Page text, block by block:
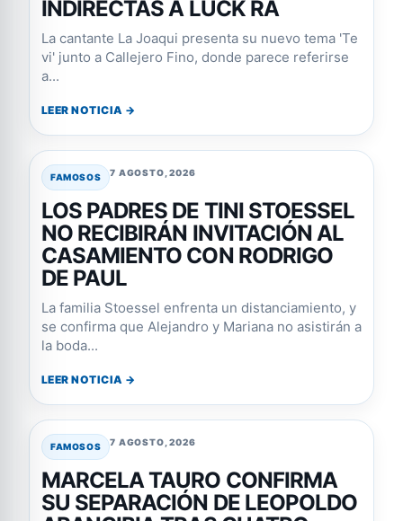
INDIRECTAS A LUCK RA
La cantante La Joaqui presenta su nuevo tema 'Te
vi' junto a Callejero Fino, donde parece referirse
a...
LEER NOTICIA →
FAMOSOS 7 AGOSTO, 2026
LOS PADRES DE TINI STOESSEL
NO RECIBIRÁN INVITACIÓN AL
CASAMIENTO CON RODRIGO
DE PAUL
La familia Stoessel enfrenta un distanciamiento, y
se confirma que Alejandro y Mariana no asistirán a
la boda...
LEER NOTICIA →
FAMOSOS 7 AGOSTO, 2026
MARCELA TAURO CONFIRMA
SU SEPARACIÓN DE LEOPOLDO